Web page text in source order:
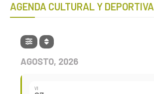
AGENDA CULTURAL Y DEPORTIVA
AGOSTO, 2026
VI